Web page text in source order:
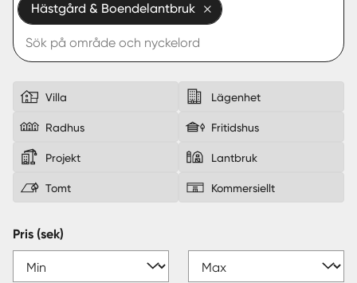
Start
Logga in
Sverige
Hästgård & Boendelantbruk
Villa Lägenhet
Radhus Fritidshus
Projekt Lantbruk
Tomt Kommersiellt
Pris (sek)